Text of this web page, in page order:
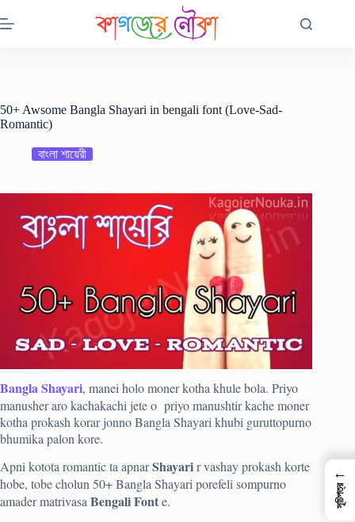
to
50+ Awsome Bangla Shayari in bengali font (Love-Sad-
Romantic)
বাংলা শায়েরী
Bangla Shayari, manei holo moner kotha khule bola. Priyo
manusher aro kachakachi jete o priyo manushtir kache moner
kotha prokash korar jonno Bangla Shayari khubi guruttopurno
bhumika palon kore.
Apni kotota romantic ta apnarShayarir vashay prokash korte
hobe, tobe cholun 50+ Bangla Shayari porefeli sompurno
amader matrivasaBengali Fonte.
←
সূচিপত্র